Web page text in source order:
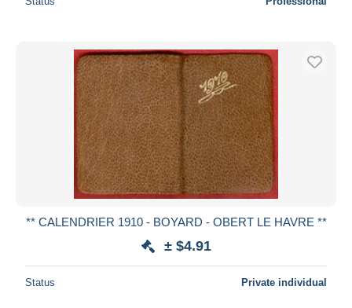
** CALENDRIER 1910 - BOYARD - OBERT LE HAVRE **
± $4.91
Status Private individual